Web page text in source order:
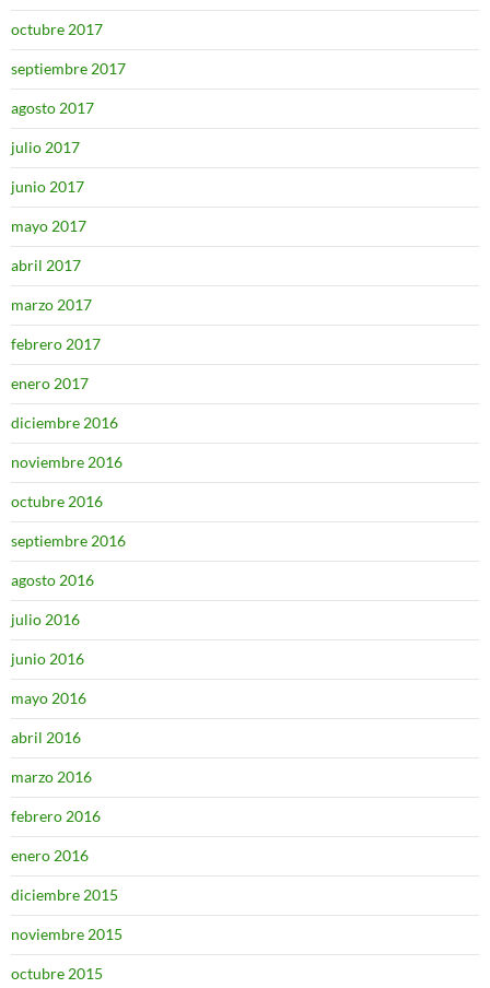
octubre 2017
septiembre 2017
agosto 2017
julio 2017
junio 2017
mayo 2017
abril 2017
marzo 2017
febrero 2017
enero 2017
diciembre 2016
noviembre 2016
octubre 2016
septiembre 2016
agosto 2016
julio 2016
junio 2016
mayo 2016
abril 2016
marzo 2016
febrero 2016
enero 2016
diciembre 2015
noviembre 2015
octubre 2015